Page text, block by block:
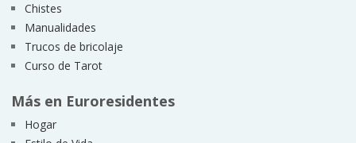
Chistes
Manualidades
Trucos de bricolaje
Curso de Tarot
Más en Euroresidentes
Hogar